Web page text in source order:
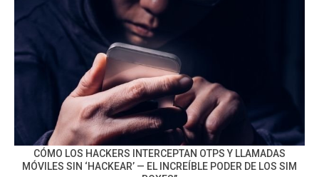
CÓMO LOS HACKERS INTERCEPTAN OTPS Y LLAMADAS
MÓVILES SIN ‘HACKEAR’ — EL INCREÍBLE PODER DE LOS SIM